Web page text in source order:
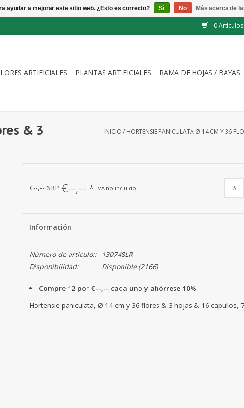
0 Artículos
ARTIFICIALES PLANTAS ARTIFICIALES RAMA DE HOJAS / BAYAS
& 3
INICIO / HORTENSIE PANICULATA Ø 14 CM Y 36
€--,-- SRP €--,-- * IVA no incluido
Información
Número de artículo::
130748LR
Disponibilidad:
Disponible(2166)
Compre 12 por €--,-- cada uno y ahórrese 10%
Hortensie paniculata, Ø 14 cm y 36 flores & 3 hojas & 16 capullos,
ayudar a mejorar este sitio web. ¿Esto es correcto? Sí No Más acerca de